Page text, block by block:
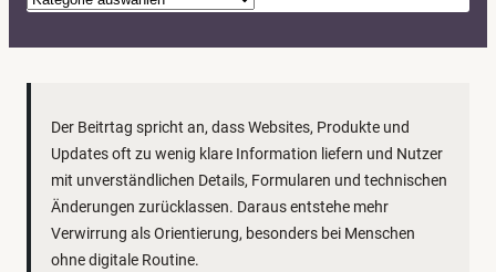
t
Der Beitrtag spricht an, dass Websites, Produkte und
Updates oft zu wenig klare Information liefern und Nutzer
mit unverständlichen Details, Formularen und technischen
Änderungen zurücklassen. Daraus entstehe mehr
Verwirrung als Orientierung, besonders bei Menschen
ohne digitale Routine.